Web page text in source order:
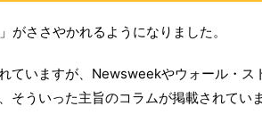
がささやかれるようになりました。
ていますが、Newsweekやウォール・ス
そういった主旨のコラムが掲載されていま